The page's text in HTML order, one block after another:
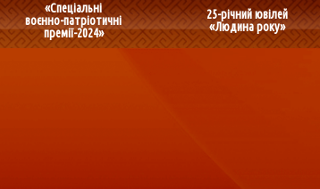
«Спеціальні
воєнно-патріотичні
премії-2024»
25-річний ювілей
«Людина року»